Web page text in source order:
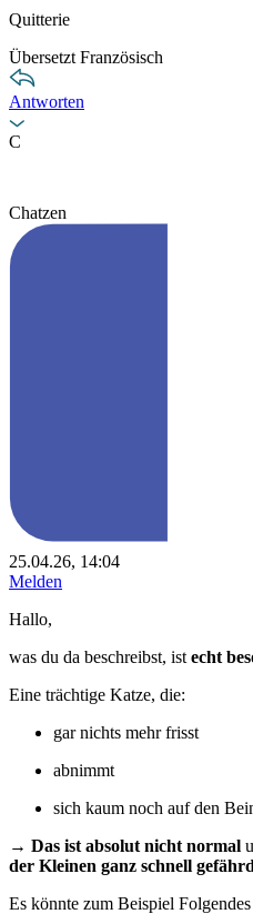
Quitterie
Übersetzt Französisch
Antworten
C
Chatzen
25.04.26, 14:04
Melden
Hallo,
was du da beschreibst, ist echt
Eine trächtige Katze, die:
gar nichts mehr frisst
abnimmt
sich kaum noch auf den
→ Das ist absolut nicht normal
der Kleinen ganz schnell
Es könnte zum Beispiel Folgendes